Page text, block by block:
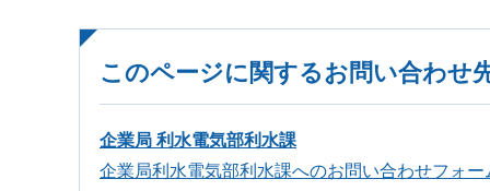
このページに関するお問い合わせ
企業局 利水電気部利水課
企業局利水電気部利水課へのお問い合わせフォー